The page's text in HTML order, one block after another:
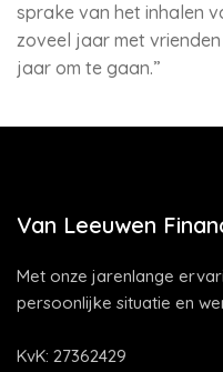
sprake van het inhalen
zoveel jaar met
jaar om te gaan.”
Van Leeuwen
Met onze jarenlange
persoonlijke situatie en
KvK: 27362429